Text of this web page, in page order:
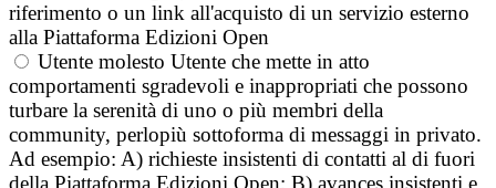
riferimento o un link all'acquisto di un servizio esterno
alla Piattaforma Edizioni Open
Utente molesto Utente che mette in atto
comportamenti sgradevoli e inappropriati che possono
turbare la serenità di uno o più membri della
community, perlopiù sottoforma di messaggi in privato.
Ad esempio: A) richieste insistenti di contatti al di fuori
della Piattaforma Edizioni Open; B) avances insistenti e